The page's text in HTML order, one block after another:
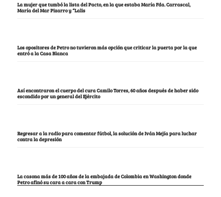
La mujer que tumbó la lista del Pacto, en la que estaba María Fda. Carrascal,
María del Mar Pizarro y “Lalis
Los opositores de Petro no tuvieron más opción que criticar la puerta por la que
entró a la Casa Blanca
Así encontraron el cuerpo del cura Camilo Torres, 60 años después de haber sido
escondido por un general del Ejército
Regresar a la radio para comentar fútbol, la solución de Iván Mejía para luchar
contra la depresión
La casona más de 100 años de la embajada de Colombia en Washington donde
Petro afinó su cara a cara con Trump